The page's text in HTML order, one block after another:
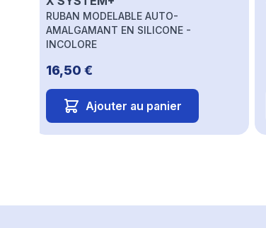
RUBAN MODELABLE AUTO-
AMALGAMANT EN SILICONE -
INCOLORE
16,50 €
Ajouter au panier